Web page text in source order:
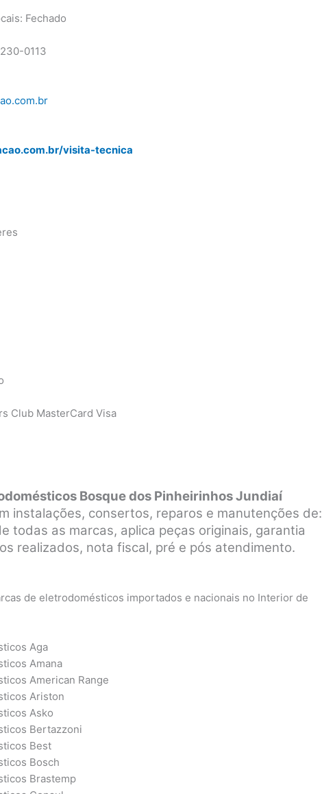
Fechado
0113
visita-tecnica
Club MasterCard Visa
Bosque dos Pinheirinhos Jundiaí
instalações, consertos, reparos e manutenções de:
todas as marcas, aplica peças originais, garantia
realizados, nota fiscal, pré e pós atendimento.
de eletrodomésticos importados e nacionais no Interior de
Aga
Amana
American Range
Ariston
Asko
Bertazzoni
Best
Bosch
Brastemp